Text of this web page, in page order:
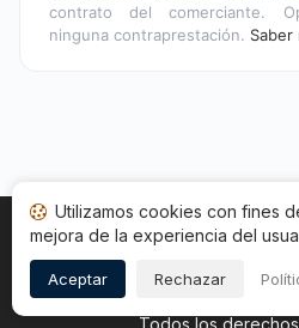
contrato del comerciante.
ninguna contraprestación. Saber
Inicio Estado opiniones
Copyright © 2026
Todos los
Utilizamos cookies con fines
mejora de la experiencia del
Aceptar Rechazar